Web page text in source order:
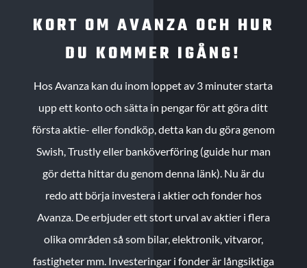
KORT OM AVANZA OCH HUR
DU KOMMER IGÅNG!
Hos Avanza kan du inom loppet av 3 minuter starta
upp ett konto och sätta in pengar för att göra ditt
första aktie- eller fondköp, detta kan du göra genom
Swish, Trustly eller banköverföring (guide hur man
gör detta hittar du genom denna länk). Nu är du
redo att börja investera i aktier och fonder hos
Avanza. De erbjuder ett stort urval av aktier i flera
olika områden så som bilar, elektronik, vitvaror,
fastigheter mm. Investeringar i fonder är långsiktiga